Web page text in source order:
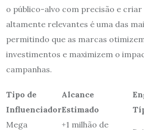
o público-alvo com precisão e
altamente relevantes é uma das
permitindo que as marcas
investimentos e maximizem o
campanhas.
Tipo de
Influenciador
Alcance
Estimado
Mega
+1 milhão de